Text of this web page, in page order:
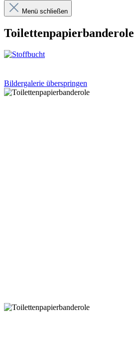
Menü schließen
Toilettenpapierbanderole
Bildergalerie überspringen